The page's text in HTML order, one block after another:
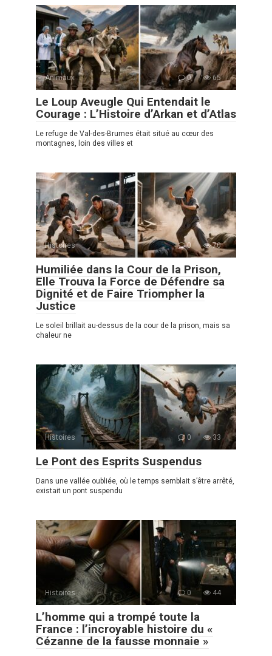
Animaux 0 65
Le Loup Aveugle Qui Entendait le
Courage : L’Histoire d’Arkan et d’Atlas
Le refuge de Val-des-Brumes était situé au cœur des
montagnes, loin des villes et
Histoires 0 70
Humiliée dans la Cour de la Prison,
Elle Trouva la Force de Défendre sa
Dignité et de Faire Triompher la
Justice
Le soleil brillait au-dessus de la cour de la prison, mais sa
chaleur ne
Histoires 0 33
Le Pont des Esprits Suspendus
Dans une vallée oubliée, où le temps semblait s’être arrêté,
existait un pont suspendu
Histoires 0 44
L’homme qui a trompé toute la
France : l’incroyable histoire du «
Cézanne de la fausse monnaie »